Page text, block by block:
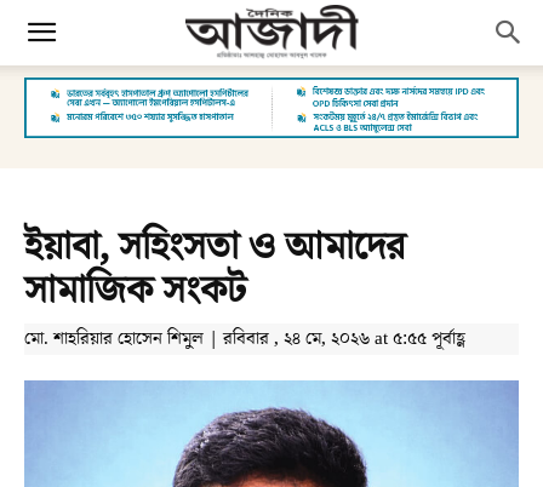
ইয়াবা, সহিংসতা ও আমাদের
সামাজিক সংকট
মো. শাহরিয়ার হোসেন শিমুল | রবিবার , ২৪ মে, ২০২৬ at ৫:৫৫ পূর্বাহ্ণ